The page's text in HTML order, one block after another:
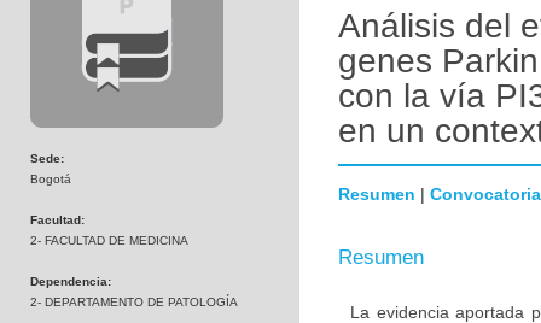
Sede:
Bogotá
Facultad:
2- FACULTAD DE MEDICINA
Dependencia:
2- DEPARTAMENTO DE PATOLOGÍA
Análisis del
genes
con la vía
en un
Resumen | Convocatoria
Resumen
La evidencia aportada